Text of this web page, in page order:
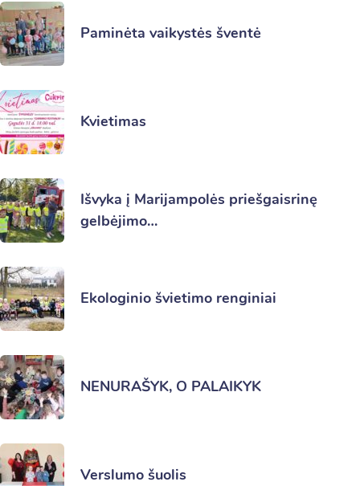
Paminėta vaikystės šventė
Kvietimas
Išvyka į Marijampolės priešgaisrinę
gelbėjimo…
Ekologinio švietimo renginiai
NENURAŠYK, O PALAIKYK
Verslumo šuolis